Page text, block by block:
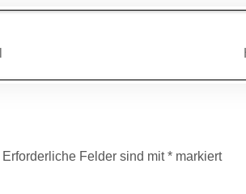
Erforderliche Felder sind mit* markiert